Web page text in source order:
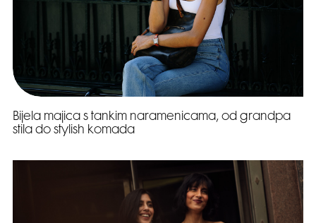
Bijela majica s tankim naramenicama, od grandpa
stila do stylish komada